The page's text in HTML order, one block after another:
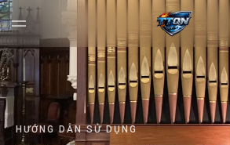
HƯỚNG DẪN SỬ DỤNG